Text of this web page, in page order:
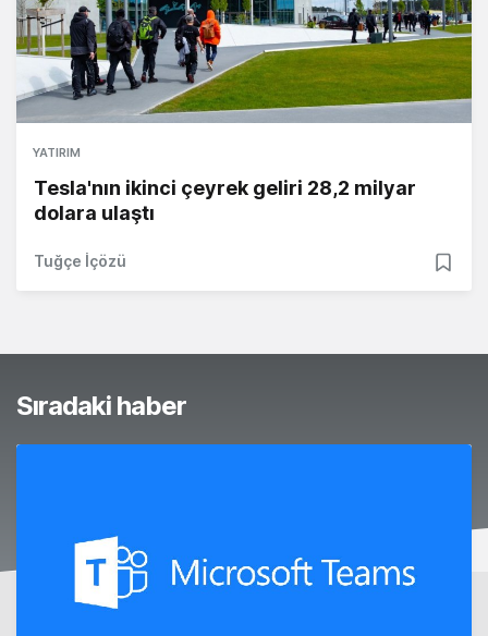
YATIRIM
Tesla'nın ikinci çeyrek geliri 28,2 milyar
dolara ulaştı
Tuğçe İçözü
Sıradaki haber